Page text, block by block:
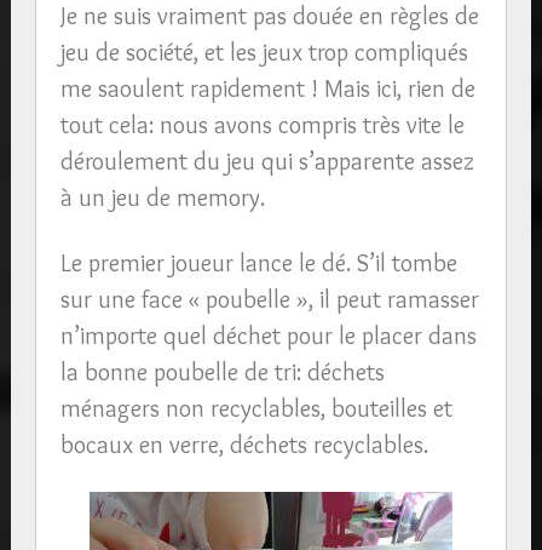
Je ne suis vraiment pas douée en règles de
jeu de société, et les jeux trop compliqués
me saoulent rapidement ! Mais ici, rien de
tout cela: nous avons compris très vite le
déroulement du jeu qui s’apparente assez
à un jeu de memory.
Le premier joueur lance le dé. S’il tombe
sur une face « poubelle », il peut ramasser
n’importe quel déchet pour le placer dans
la bonne poubelle de tri: déchets
ménagers non recyclables, bouteilles et
bocaux en verre, déchets recyclables.